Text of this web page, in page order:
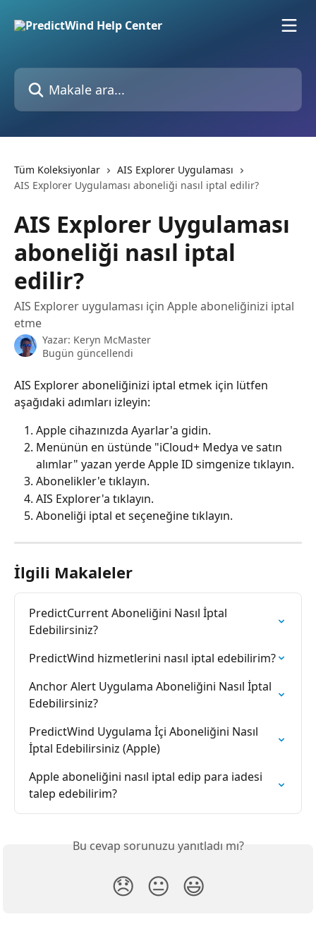
Makale ara...
Tüm Koleksiyonlar
AIS Explorer Uygulaması
AIS Explorer Uygulaması aboneliği nasıl iptal edilir?
AIS Explorer Uygulaması
aboneliği nasıl iptal
edilir?
AIS Explorer uygulaması için Apple aboneliğinizi iptal
etme
Yazar: Keryn McMaster
Bugün güncellendi
AIS Explorer aboneliğinizi iptal etmek için lütfen
aşağıdaki adımları izleyin:
Apple cihazınızda Ayarlar'a gidin.
Menünün en üstünde "iCloud+ Medya ve satın
alımlar" yazan yerde Apple ID simgenize tıklayın.
Abonelikler'e tıklayın.
AIS Explorer'a tıklayın.
Aboneliği iptal et seçeneğine tıklayın.
İlgili Makaleler
PredictCurrent Aboneliğini Nasıl İptal
Edebilirsiniz?
PredictWind hizmetlerini nasıl iptal edebilirim?
Anchor Alert Uygulama Aboneliğini Nasıl İptal
Edebilirsiniz?
PredictWind Uygulama İçi Aboneliğini Nasıl
İptal Edebilirsiniz (Apple)
Apple aboneliğini nasıl iptal edip para iadesi
talep edebilirim?
Bu cevap sorunuzu yanıtladı mı?
😞 😐 😃